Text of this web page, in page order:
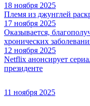
18 ноября 2025
Племя из джунглей
17 ноября 2025
Оказывается,
хронических
12 ноября 2025
Netflix анонсирует
президенте
11 ноября 2025